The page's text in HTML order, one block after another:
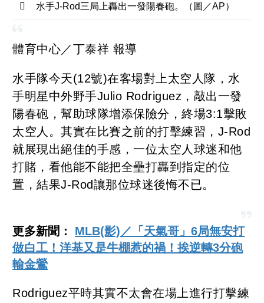
水手J-Rod三局上轟出一發陽春砲。（圖／AP）
體育中心／丁泰祥 報導
水手隊今天(12號)在客場對上太空人隊，水
手明星中外野手Julio Rodriguez，敲出一發
陽春砲，幫助球隊增添保險分，終場3:1擊敗
太空人。其實在比賽之前的打擊練習，J-Rod
就展現出絕佳的手感，一位太空人球迷和他
打賭，看他能不能把全壘打轟到指定的位
置，結果J-Rod讓那位球迷後悔不已。
更多新聞： MLB(影)／「天氣哥」6局無安打
做白工！洋基又是牛棚惹的禍！挨逆轉3分砲
輸金鶯
Rodriguez平時其實不太會在場上進行打擊練